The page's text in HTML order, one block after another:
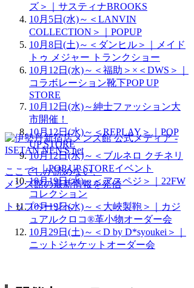
ズ＞｜サスティナBROOKS
10月5日(水)～＜LANVIN
COLLECTION＞｜POPUP
10月8日(土)～＜ダンヒル＞｜メイド
トゥ メジャー トランクショー
10月12日(水)～＜福助＞×＜DWS＞｜
コラボレーション靴下POP UP
STORE
10月12日(水)～紳士ファッション大
市開催！
10月12日(水)～＜REPLAY＞｜POP
UP STORE
10月12日(水)～＜ブルネロ クチネリ
＞｜POP UP STOREイベント
10月19日(水)～＜アスペジ＞｜22FW
コレクション
10月19日(水)～＜大峽製鞄＞｜カジ
ュアルクロコ®革小物オーダー会
10月29日(土)～＜D by D*syoukei＞｜
ニットジャケットオーダー会
ここでしか読めない、
メンズ館の最新情報を発信
トップページへ